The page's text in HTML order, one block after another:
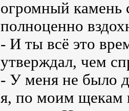
огромный камень
полноценно
- И ты всё это
утверждал, чем
- У меня не было
я, по моим щекам